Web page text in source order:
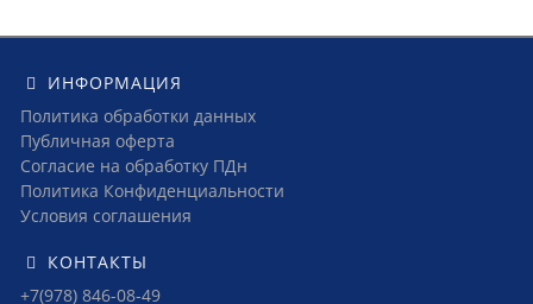
ИНФОРМАЦИЯ
Политика обработки данных
Публичная оферта
Согласие на обработку ПДн
Политика Конфиденциальности
Условия соглашения
КОНТАКТЫ
+7(978) 846-08-49